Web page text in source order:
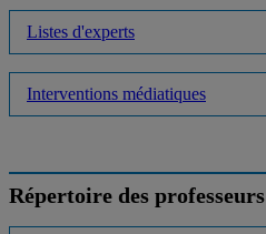
Listes d'experts
Interventions médiatiques
Répertoire des professeurs